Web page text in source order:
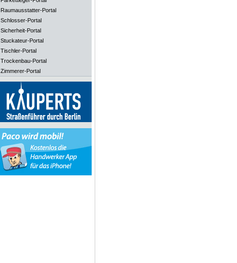
Raumausstatter-Portal
Schlosser-Portal
Sicherheit-Portal
Stuckateur-Portal
Tischler-Portal
Trockenbau-Portal
Zimmerer-Portal